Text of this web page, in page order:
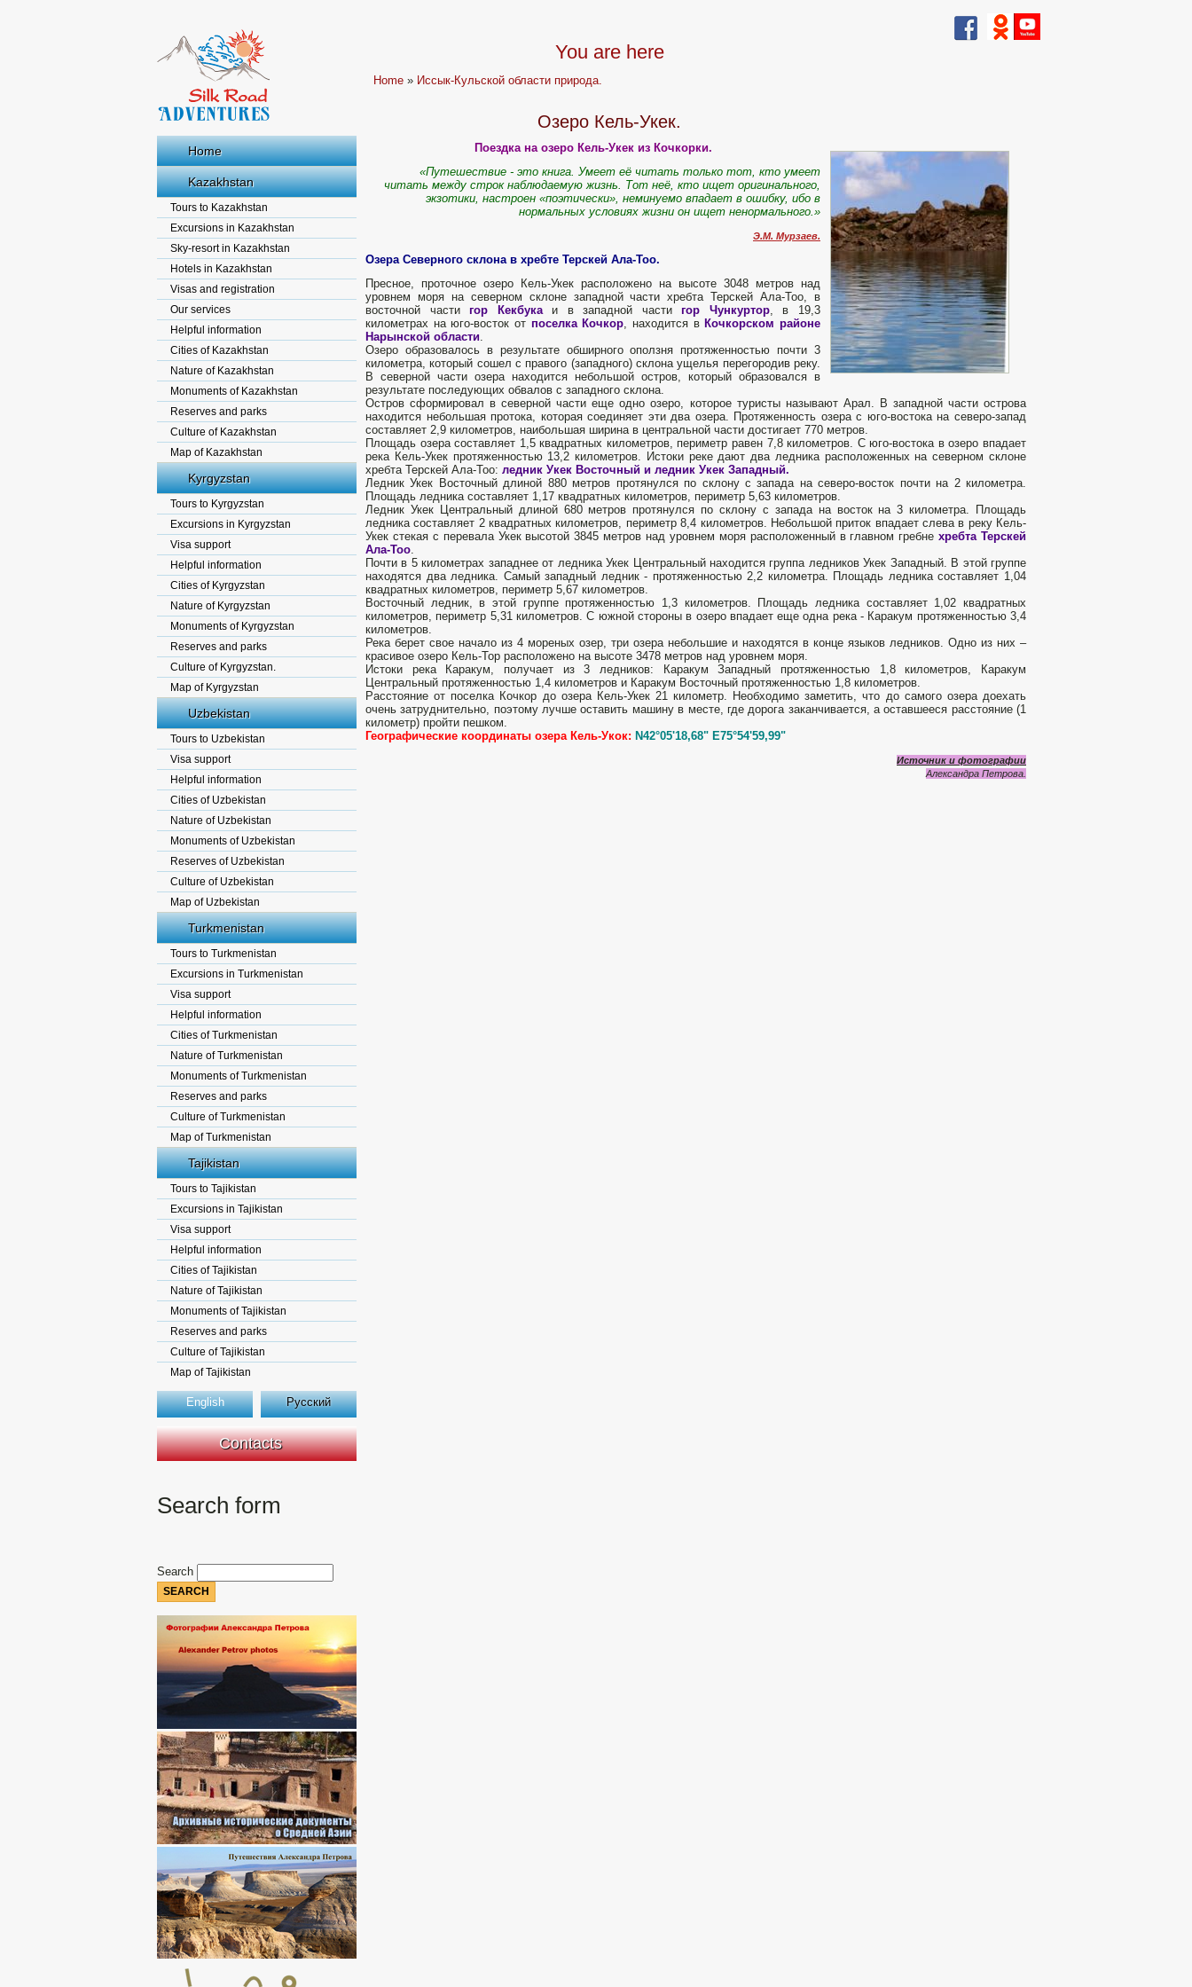
Home
Kazakhstan
Tours to Kazakhstan
Excursions in Kazakhstan
Sky-resort in Kazakhstan
Hotels in Kazakhstan
Visas and registration
Our services
Helpful information
Cities of Kazakhstan
Nature of Kazakhstan
Monuments of Kazakhstan
Reserves and parks
Culture of Kazakhstan
Map of Kazakhstan
Kyrgyzstan
Tours to Kyrgyzstan
Excursions in Kyrgyzstan
Visa support
Helpful information
Cities of Kyrgyzstan
Nature of Kyrgyzstan
Monuments of Kyrgyzstan
Reserves and parks
Culture of Kyrgyzstan.
Map of Kyrgyzstan
Uzbekistan
Tours to Uzbekistan
Visa support
Helpful information
Cities of Uzbekistan
Nature of Uzbekistan
Monuments of Uzbekistan
Reserves of Uzbekistan
Culture of Uzbekistan
Map of Uzbekistan
Turkmenistan
Tours to Turkmenistan
Excursions in Turkmenistan
Visa support
Helpful information
Cities of Turkmenistan
Nature of Turkmenistan
Monuments of Turkmenistan
Reserves and parks
Culture of Turkmenistan
Map of Turkmenistan
Tajikistan
Tours to Tajikistan
Excursions in Tajikistan
Visa support
Helpful information
Cities of Tajikistan
Nature of Tajikistan
Monuments of Tajikistan
Reserves and parks
Culture of Tajikistan
Map of Tajikistan
English Русский
Contacts
Search form
Search
You are here
Home » Иссык-Кульской области природа.
Озеро Кель-Укек.
Поездка на озеро Кель-Укек из Кочкорки.
«Путешествие - это книга. Умеет её читать только тот, кто умеет
читать между строк наблюдаемую жизнь. Тот неё, кто ищет оригинального,
экзотики, настроен «поэтически», неминуемо впадает в ошибку, ибо в
нормальных условиях жизни он ищет ненормального.»
Э.М. Мурзаев.
Озера Северного склона в хребте Терскей Ала-Тоо.
Пресное, проточное озеро Кель-Укек расположено на высоте 3048 метров над
уровнем моря на северном склоне западной части хребта Терскей Ала-Тоо, в
восточной частигор Кекбукаи в западной частигор Чункуртор, в 19,3
километрах на юго-восток от поселка Кочкор, находится в Кочкорском районе
Нарынской области.
Озеро образовалось в результате обширного оползня протяженностью почти 3
километра, который сошел с правого (западного) склона ущелья перегородив реку.
В северной части озера находится небольшой остров, который образовался в
результате последующих обвалов с западного склона.
Остров сформировал в северной части еще одно озеро, которое туристы называют Арал. В западной части острова
находится небольшая протока, которая соединяет эти два озера. Протяженность озера с юго-востока на северо-запад
составляет 2,9 километров, наибольшая ширина в центральной части достигает 770 метров.
Площадь озера составляет 1,5 квадратных километров, периметр равен 7,8 километров. С юго-востока в озеро впадает
река Кель-Укек протяженностью 13,2 километров. Истоки реке дают два ледника расположенных на северном склоне
хребта Терскей Ала-Тоо: ледник Укек Восточный и ледник Укек Западный.
Ледник Укек Восточный длиной 880 метров протянулся по склону с запада на северо-восток почти на 2 километра.
Площадь ледника составляет 1,17 квадратных километров, периметр 5,63 километров.
Ледник Укек Центральный длиной 680 метров протянулся по склону с запада на восток на 3 километра. Площадь
ледника составляет 2 квадратных километров, периметр 8,4 километров. Небольшой приток впадает слева в реку Кель-
Укек стекая с перевала Укек высотой 3845 метров над уровнем моря расположенный в главном гребнехребта Терскей
Ала-Тоо.
Почти в 5 километрах западнее от ледника Укек Центральный находится группа ледников Укек Западный. В этой группе
находятся два ледника. Самый западный ледник - протяженностью 2,2 километра. Площадь ледника составляет 1,04
квадратных километров, периметр 5,67 километров.
Восточный ледник, в этой группе протяженностью 1,3 километров. Площадь ледника составляет 1,02 квадратных
километров, периметр 5,31 километров. С южной стороны в озеро впадает еще одна река - Каракум протяженностью 3,4
километров.
Река берет свое начало из 4 мореных озер, три озера небольшие и находятся в конце языков ледников. Одно из них –
красивое озеро Кель-Тор расположено на высоте 3478 метров над уровнем моря.
Истоки река Каракум, получает из 3 ледников: Каракум Западный протяженностью 1,8 километров, Каракум
Центральный протяженностью 1,4 километров и Каракум Восточный протяженностью 1,8 километров.
Расстояние от поселка Кочкор до озера Кель-Укек 21 километр. Необходимо заметить, что до самого озера доехать
очень затруднительно, поэтому лучше оставить машину в месте, где дорога заканчивается, а оставшееся расстояние (1
километр) пройти пешком.
Географические координаты озера Кель-Укок: N42°05'18,68" E75°54'59,99"
Источник и фотографии
Александра Петрова.